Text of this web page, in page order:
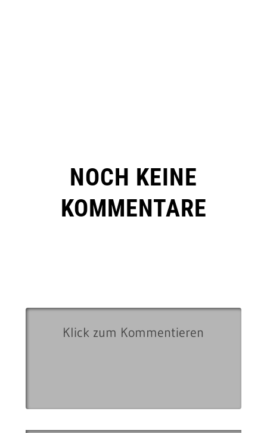
NOCH KEINE
KOMMENTARE